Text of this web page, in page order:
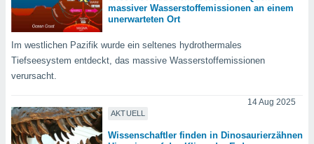
der
und
massiver Wasserstoffemissionen an einem
unerwarteten Ort
Im westlichen Pazifik wurde ein seltenes hydrothermales
Tiefseesystem entdeckt, das massive Wasserstoffemissionen
verursacht.
AKTUELL
14 Aug 2025
Wissenschaftler finden in Dinosaurierzähnen